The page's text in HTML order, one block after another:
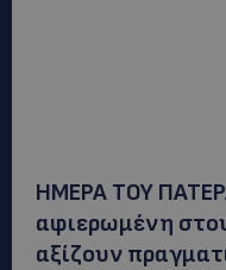
ΗΜΕΡΑ ΤΟΥ
αφιερωμένη
αξίζουν